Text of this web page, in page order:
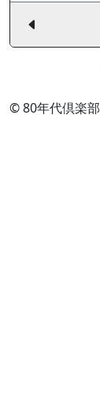
© 80年代倶楽部